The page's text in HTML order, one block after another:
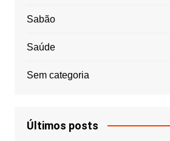
Sabão
Saúde
Sem categoria
Últimos posts